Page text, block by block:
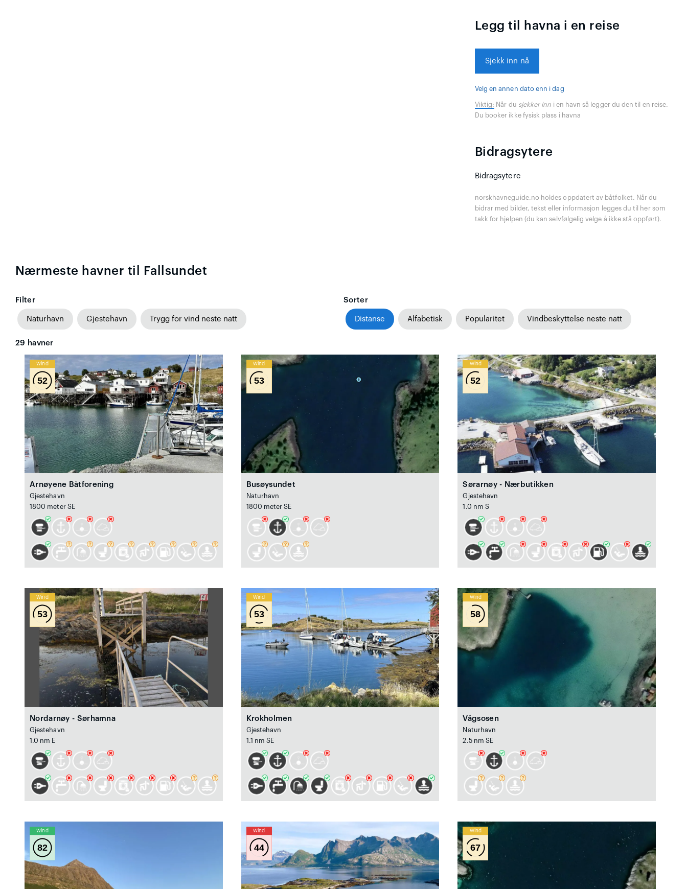
Legg til havna i en reise
Sjekk inn nå
Velg en annen dato enn i dag
Viktig: Når du sjekker inn i en havn så legger du den til en reise.
Du booker ikke fysisk plass i havna
Bidragsytere
Bidragsytere
norskhavneguide.no holdes oppdatert av båtfolket. Når du
bidrar med bilder, tekst eller informasjon legges du til her som
takk for hjelpen (du kan selvfølgelig velge å ikke stå oppført).
Nærmeste havner til Fallsundet
Filter
Naturhavn Gjestehavn Trygg for vind neste natt
Sorter
Distanse Alfabetisk Popularitet Vindbeskyttelse neste natt
29 havner
Wind
52
Arnøyene Båtforening
Gjestehavn
1800 meter SE
Wind
53
Busøysundet
Naturhavn
1800 meter SE
Wind
52
Sørarnøy - Nærbutikken
Gjestehavn
1.0 nm S
Wind
53
Nordarnøy - Sørhamna
Gjestehavn
1.0 nm E
Wind
53
Krokholmen
Gjestehavn
1.1 nm SE
Wind
58
Vågsosen
Naturhavn
2.5 nm SE
Wind
82
Wind
44
Wind
67